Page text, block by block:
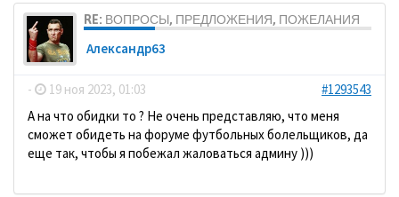
RE: ВОПРОСЫ, ПРЕДЛОЖЕНИЯ, ПОЖЕЛАНИЯ
Александр63
- 19 ноя 2023, 01:03
#1293543
А на что обидки то ? Не очень представляю, что меня
сможет обидеть на форуме футбольных болельщиков, да
еще так, чтобы я побежал жаловаться админу )))